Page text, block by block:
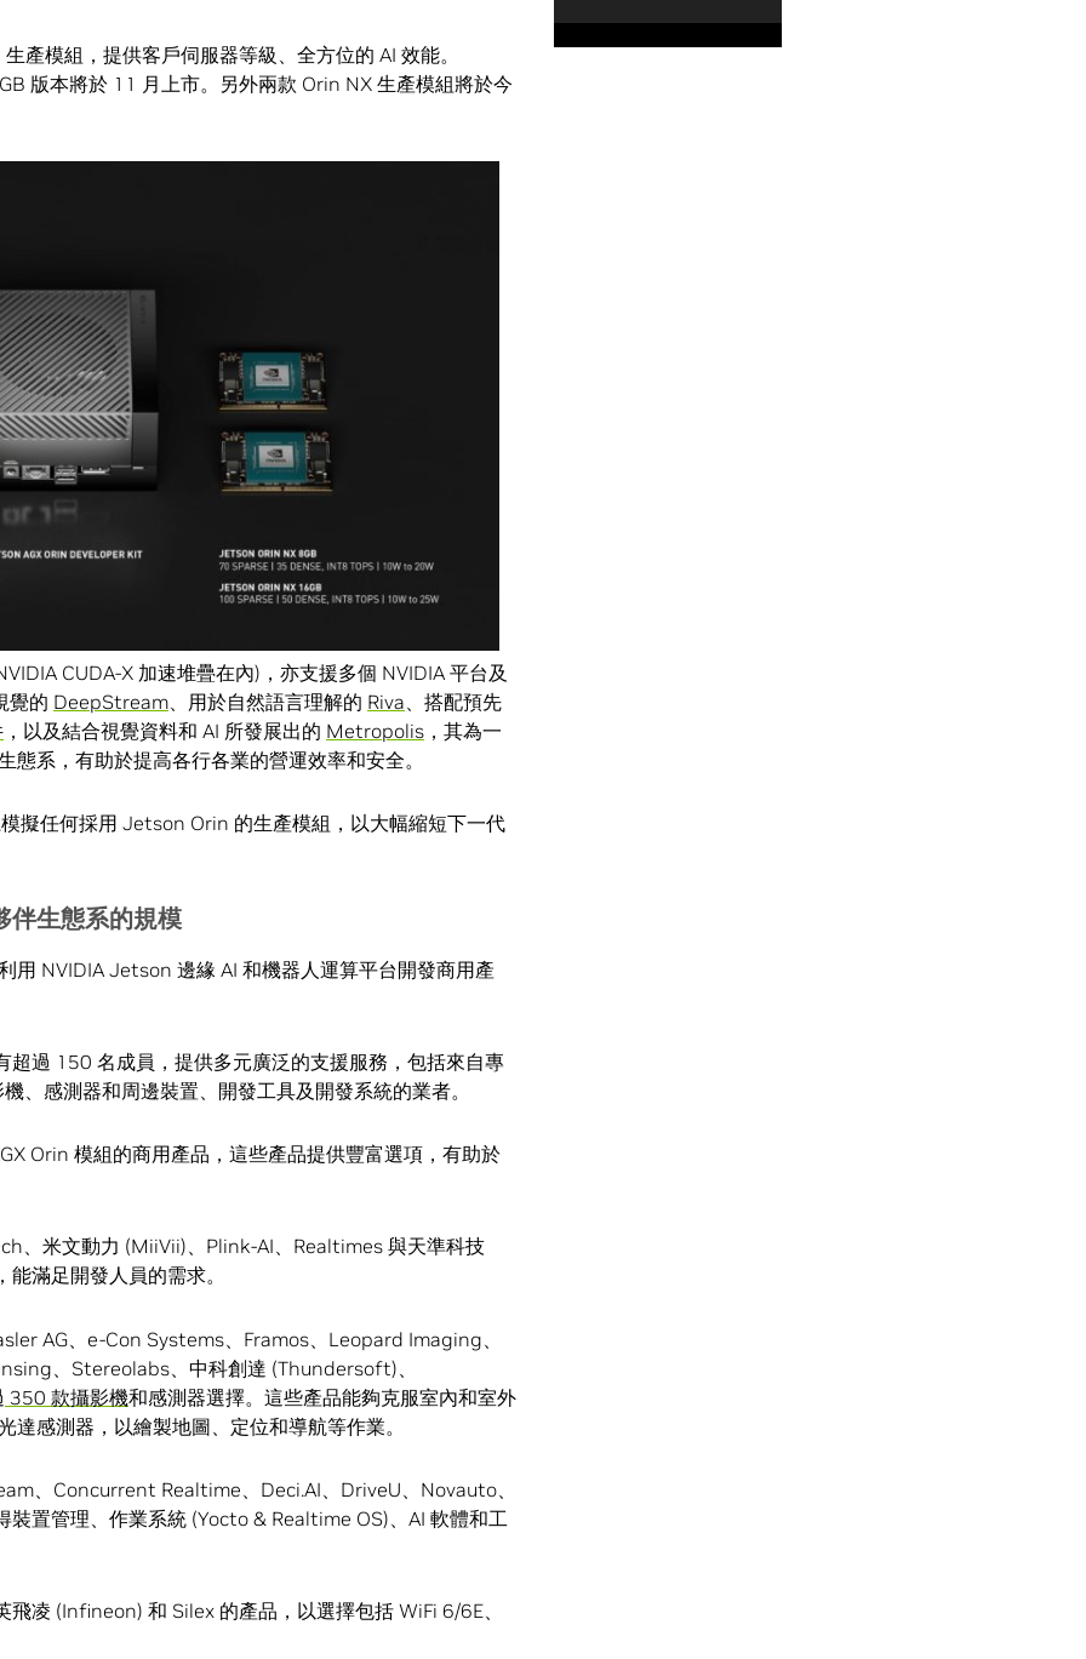
產模組，提供客戶伺服器等級、全方位的 AI 效能。
版本將於 11 月上市。另外兩款 Orin NX 生產模組將於今
CUDA-X 加速堆疊在內)，亦支援多個 NVIDIA 平台及
覺的 DeepStream 、用於自然語言理解的 Riva 、搭配預先
，以及結合視覺資料和 AI 所發展出的 Metropolis ，其為一
系，有助於提高各行各業的營運效率和安全。
擬任何採用 Jetson Orin 的生產模組，以大幅縮短下一代
生態系的規模
用 NVIDIA Jetson 邊緣 AI 和機器人運算平台開發商用產
超過 150 名成員，提供多元廣泛的支援服務，包括來自專
、感測器和周邊裝置、開發工具及開發系統的業者。
Orin 模組的商用產品，這些產品提供豐富選項，有助於
、米文動力 (MiiVii)、Plink-AI、Realtimes 與天準科技
，能滿足開發人員的需求。
AG、e-Con Systems、Framos、Leopard Imaging、
、Stereolabs、中科創達 (Thundersoft)、
350 款攝影機和感測器選擇。這些產品能夠克服室內和室外
感測器，以繪製地圖、定位和導航等作業。
、Concurrent Realtime、Deci.AI、DriveU、Novauto、
置管理、作業系統 (Yocto & Realtime OS)、AI 軟體和工
凌 (Infineon) 和 Silex 的產品，以選擇包括 WiFi 6/6E、